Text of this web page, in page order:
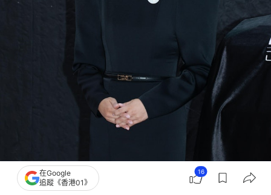
在Google
追蹤《香港01》
16